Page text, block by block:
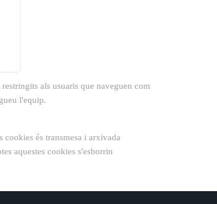
als usuaris que naveguen com
l'equip.
és transmesa i arxivada
aquestes cookies s'esborrin